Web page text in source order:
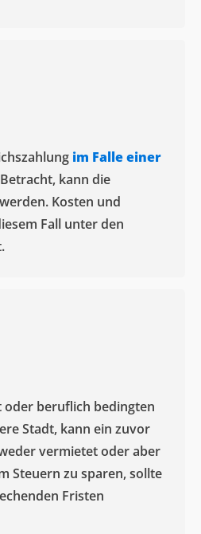
im Falle einer
kann die
Kosten und
Fall unter den
oder beruflich bedingten
Stadt, kann ein zuvor
vermietet oder aber
Steuern zu sparen, sollte
Fristen